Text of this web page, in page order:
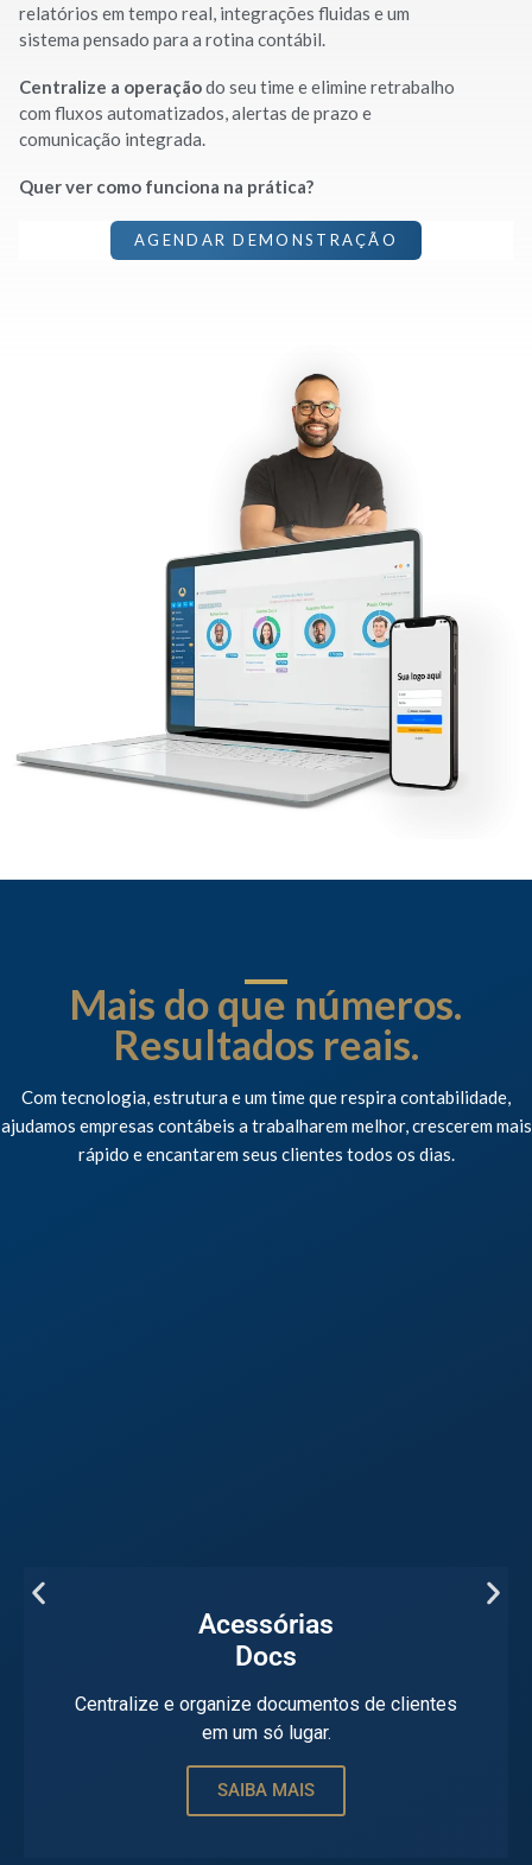
relatórios em tempo real, integrações fluidas e um
sistema pensado para a rotina contábil.
Centralize a operaçãodo seu time e elimine retrabalho
com fluxos automatizados, alertas de prazo e
comunicação integrada.
Quer ver como funciona na prática?
AGENDAR DEMONSTRAÇÃO
Mais do que números.
Resultados reais.
Com tecnologia, estrutura e um time que respira contabilidade,
ajudamos empresas contábeis a trabalharem melhor, crescerem mais
rápido e encantarem seus clientes todos os dias.
Acessórias
Docs
Centralize e organize documentos de clientes
em um só lugar.
SAIBA MAIS